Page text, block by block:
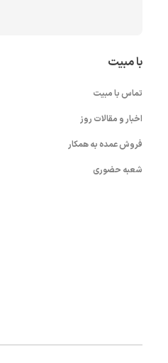
با مبیت
تماس با مبیت
اخبار و مقالات روز
فروش عمده به همکار
شعبه حضوری